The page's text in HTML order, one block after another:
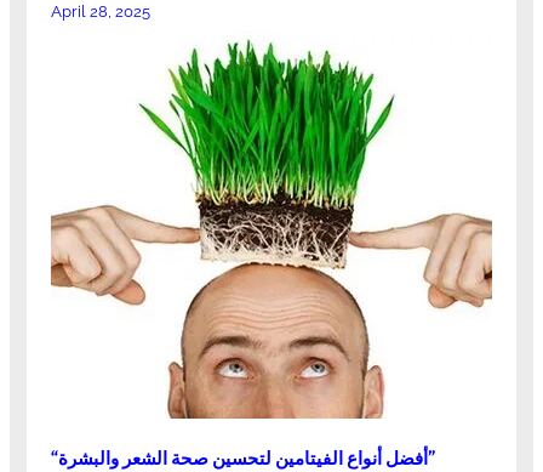
April 28, 2025
“أفضل أنواع الفيتامين لتحسين صحة الشعر والبشرة”